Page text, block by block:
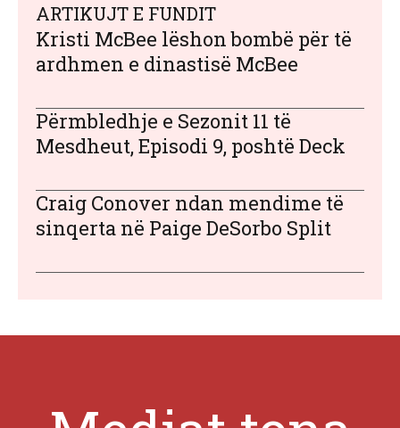
ARTIKUJT E FUNDIT
Kristi McBee lëshon bombë për të
ardhmen e dinastisë McBee
Përmbledhje e Sezonit 11 të
Mesdheut, Episodi 9, poshtë Deck
Craig Conover ndan mendime të
sinqerta në Paige DeSorbo Split